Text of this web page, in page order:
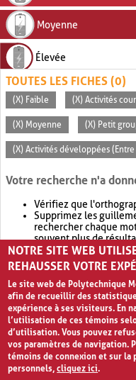
Moyenne
Élevée
TOUTES LES FICHES (0)
(X) Faible (X) Activités
(X) Moyenne (X) Petit
(X) Activités développées
Votre recherche n'a
Vérifiez que
Supprimez les
rechercher chaque
souvent plus de
Envisagez d'élargir
retournera souvent
NOTRE SITE WEB
REHAUSSER VOTRE
Le site web de Polytechnique
afin de recueillir des
expérience à ses visiteurs. En
l’utilisation de ces témoins
d’utilisation. Vous pouvez
vos paramètres de navigation.
témoins de connexion et sur
personnels,cliquez ici.